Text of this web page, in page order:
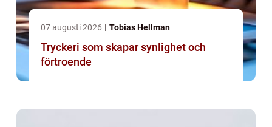
07 augusti 2026 Tobias Hellman
Tryckeri som skapar synlighet och
förtroende